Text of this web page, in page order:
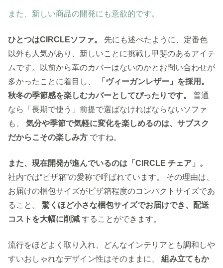
また、新しい商品の開発にも意欲的です。
ひとつはCIRCLEソファ。 先にも述べたように、定番色
以外も人気があり、新しいことに挑戦し甲斐のあるアイテ
ムです。以前から革のカバーはないのかとお問い合わせが
多かったことに着目し、
「ヴィーガンレザー」を採用。
秋冬の季節感を楽しむカバーとしてぴったりです。 普通
なら「長期で使う」前提で選ばなければならないソファ
も、 気分や季節で気軽に変化を楽しめるのは、サブスク
だからこその楽しみ方 ですね。
また、現在開発が進んでいるのは「CIRCLE チェア」。
社内では“ピザ箱”の愛称で呼ばれています。 その理由は、
お届けの梱包サイズがピザ箱程度のコンパクトサイズであ
ること。 驚くほど小さな梱包サイズでお届けでき、配送
コストを大幅に削減 することができます。
流行をほどよく取り入れ、どんなインテリアとも調和しや
すいおしゃれなデザイン性はそのままに、 組み立てもか